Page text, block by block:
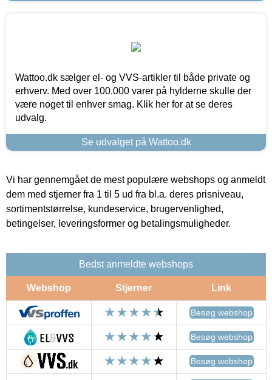
Wattoo.dk sælger el- og VVS-artikler til både private og
erhverv. Med over 100.000 varer på hylderne skulle der
være noget til enhver smag. Klik her for at se deres
udvalg.
Se udvalget på Wattoo.dk
Vi har gennemgået de mest populære webshops og anmeldt
dem med stjerner fra 1 til 5 ud fra bl.a. deres prisniveau,
sortimentstørrelse, kundeservice, brugervenlighed,
betingelser, leveringsformer og betalingsmuligheder.
Bedst anmeldte webshops
Webshop Stjerner Link
Besøg webshop
Besøg webshop
Besøg webshop